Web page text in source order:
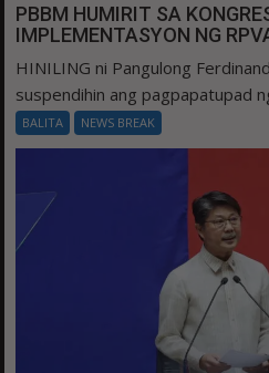
PBBM HUMIRIT SA
IMPLEMENTASYON NG
HINILING ni Pangulong
suspendihin ang pagpapatupad
BALITA NEWS BREAK